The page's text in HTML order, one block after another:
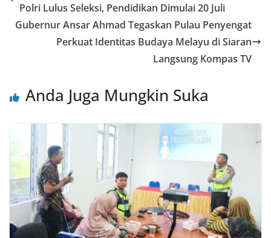
Polri Lulus Seleksi, Pendidikan Dimulai 20 Juli
Gubernur Ansar Ahmad Tegaskan Pulau Penyengat
Perkuat Identitas Budaya Melayu di Siaran
Langsung Kompas TV
Anda Juga Mungkin Suka